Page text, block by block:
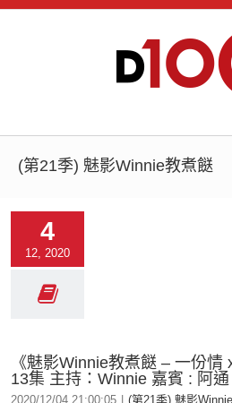
(第21季) 魅影Winnie教煮餸
4
12, 2020
《魅影Winnie教煮餸 – 一份
13集 主持：Winnie 嘉賓 : 阿通
2020/12/04 21:00:05 (第21季) 魅影